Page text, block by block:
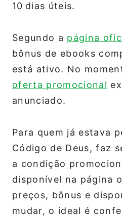
10 dias úteis.
Segundo a página
bônus de ebooks
está ativo. No
oferta promocional
anunciado.
Para quem já estava
Código de Deus, faz
a condição
disponível na página
preços, bônus e
mudar, o ideal é